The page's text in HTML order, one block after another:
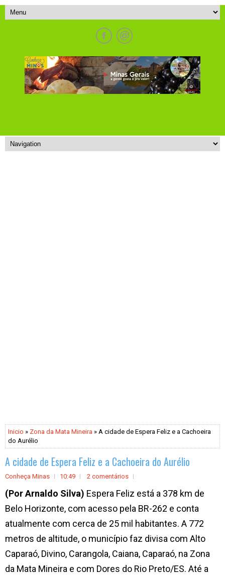
Inicio » Zona da Mata Mineira » A cidade de Espera Feliz e a Cachoeira
do Aurélio
A cidade de Espera Feliz e a Cachoeira do Aurélio
Conheça Minas 10:49 2 comentários
(Por Arnaldo Silva) Espera Feliz está a 378 km de
Belo Horizonte, com acesso pela BR-262 e conta
atualmente com cerca de 25 mil habitantes. A 772
metros de altitude, o município faz divisa com Alto
Caparaó, Divino, Carangola, Caiana, Caparaó, na Zona
da Mata Mineira e com Dores do Rio Preto/ES. Até a